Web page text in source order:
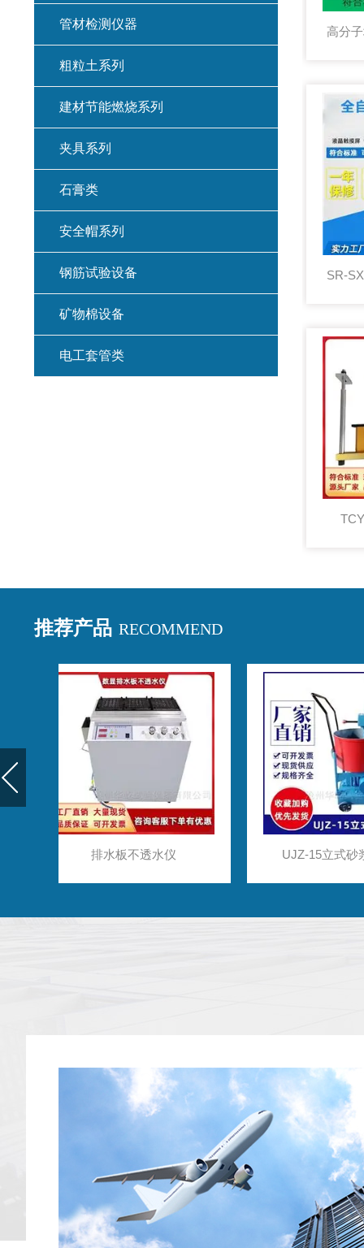
管材检测仪器
粗粒土系列
建材节能燃烧系列
夹具系列
石膏类
安全帽系列
钢筋试验设备
矿物棉设备
电工套管类
推荐产品 RECOMMEND
UJZ-15立式砂浆搅拌机